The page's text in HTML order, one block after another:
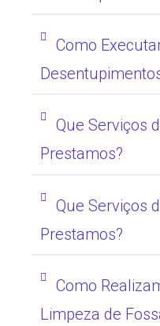
Como
Que Serviços
Prestamos?
Que Serviços
Prestamos?
Como
Limpeza de